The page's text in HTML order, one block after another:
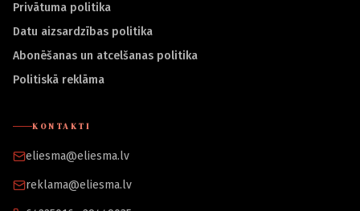
Privātuma politika
Datu aizsardzības politika
Abonēšanas un atcelšanas politika
Politiskā reklāma
KONTAKTI
eliesma@eliesma.lv
reklama@eliesma.lv